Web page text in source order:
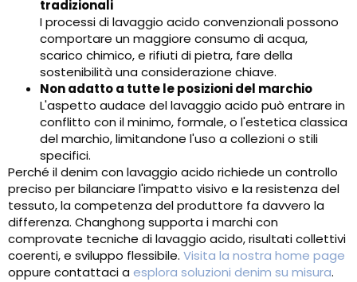
tradizionali
I processi di lavaggio acido convenzionali possono
comportare un maggiore consumo di acqua,
scarico chimico, e rifiuti di pietra, fare della
sostenibilità una considerazione chiave.
Non adatto a tutte le posizioni del marchio
L'aspetto audace del lavaggio acido può entrare in
conflitto con il minimo, formale, o l'estetica classica
del marchio, limitandone l'uso a collezioni o stili
specifici.
Perché il denim con lavaggio acido richiede un controllo
preciso per bilanciare l'impatto visivo e la resistenza del
tessuto, la competenza del produttore fa davvero la
differenza. Changhong supporta i marchi con
comprovate tecniche di lavaggio acido, risultati collettivi
coerenti, e sviluppo flessibile. Visita la nostra home page
oppure contattaci a esplora soluzioni denim su misura.